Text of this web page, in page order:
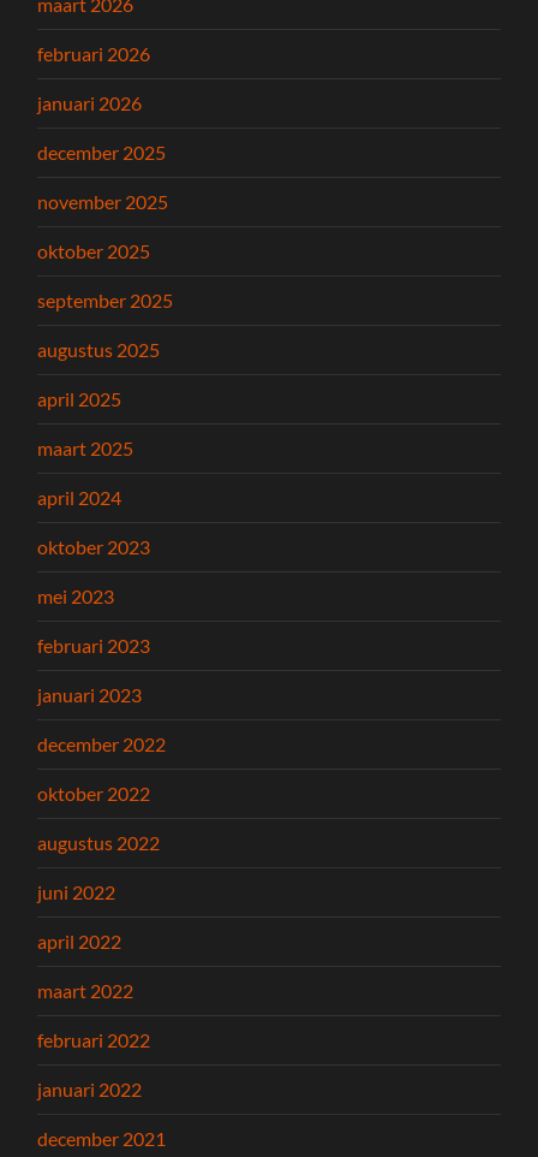
februari 2026
januari 2026
december 2025
november 2025
oktober 2025
september 2025
augustus 2025
april 2025
maart 2025
april 2024
oktober 2023
mei 2023
februari 2023
januari 2023
december 2022
oktober 2022
augustus 2022
juni 2022
april 2022
maart 2022
februari 2022
januari 2022
december 2021